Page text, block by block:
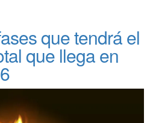
que tendrá el
que llega en